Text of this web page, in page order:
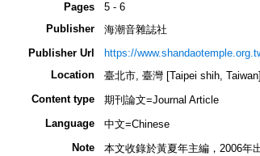
Pages
5 - 6
Publisher
海潮音雜誌社
Publisher Url
https://
Location
臺北市, 臺灣 [Taipei shih, Taiwan]
Content type
期刊論文=Journal Article
Language
中文=Chinese
Note
本文收錄於黃夏年主編，2006年